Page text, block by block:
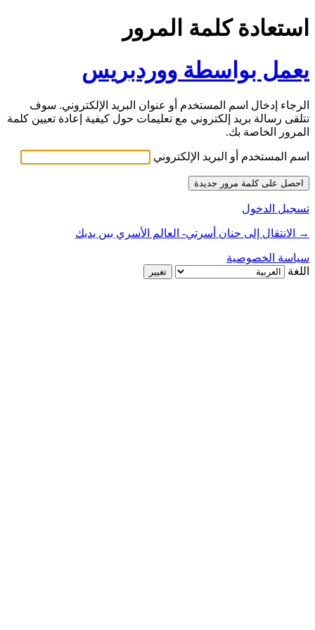
استعادة كلمة المرور
يعمل بواسطة ووردبريس
الرجاء إدخال اسم المستخدم أو عنوان البريد الإلكتروني. سوف
تتلقى رسالة بريد إلكتروني مع تعليمات حول كيفية إعادة تعيين كلمة
المرور الخاصة بك.
اسم المستخدم أو البريد الإلكتروني
تسجيل الدخول
→ الانتقال إلى حنان أسرتي- العالم الأسري بين يديك
سياسة الخصوصية
اللغة